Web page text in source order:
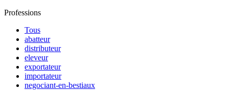
Professions
Tous
abatteur
distributeur
eleveur
exportateur
importateur
negociant-en-bestiaux